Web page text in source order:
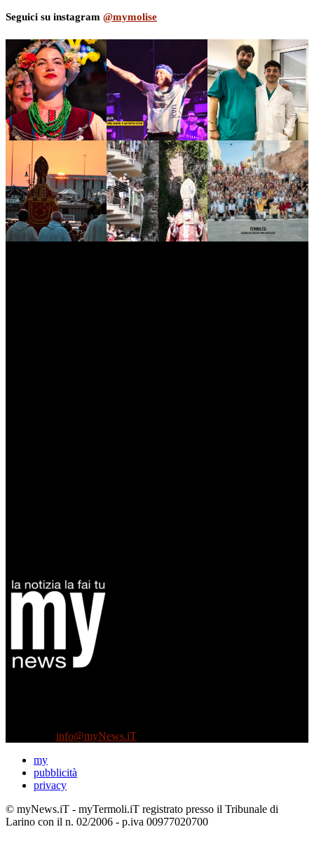
Seguici su instagram @mymolise
info@myNews.iT
my
pubblicità
privacy
© myNews.iT - myTermoli.iT registrato presso il Tribunale di
Larino con il n. 02/2006 - p.iva 00977020700